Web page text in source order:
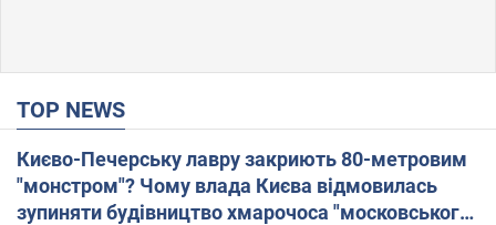
TOP NEWS
Києво-Печерську лавру закриють 80-метровим
"монстром"? Чому влада Києва відмовилась
зупиняти будівництво хмарочоса "московського